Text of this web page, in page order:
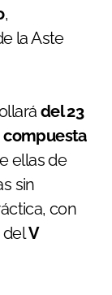
,
la Aste
del 23
compuesta
ellas de
sin
con
delV